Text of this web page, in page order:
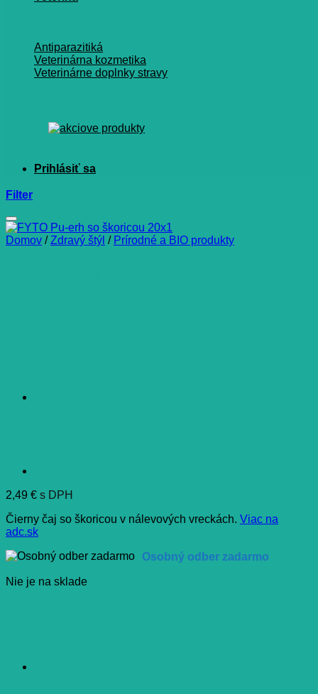
Antiparazitiká
Veterinárna kozmetika
Veterinárne doplnky stravy
Filter
Domov / Zdravý štýl / Prírodné a BIO produkty
2,49 € s DPH
Čierny čaj so škoricou v nálevových vreckách. Viac na
adc.sk
Osobný odber zadarmo
Nie je na sklade